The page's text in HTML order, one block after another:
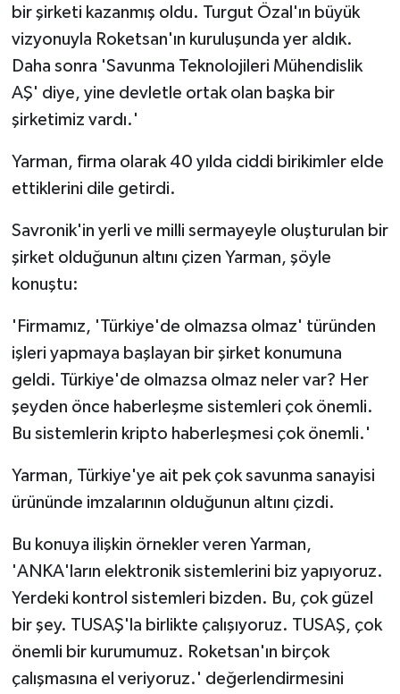
bir şirketi kazanmış oldu. Turgut Özal'ın büyük
vizyonuyla Roketsan'ın kuruluşunda yer aldık.
Daha sonra 'Savunma Teknolojileri Mühendislik
AŞ' diye, yine devletle ortak olan başka bir
şirketimiz vardı.'
Yarman, firma olarak 40 yılda ciddi birikimler elde
ettiklerini dile getirdi.
Savronik'in yerli ve milli sermayeyle oluşturulan bir
şirket olduğunun altını çizen Yarman, şöyle
konuştu:
'Firmamız, 'Türkiye'de olmazsa olmaz' türünden
işleri yapmaya başlayan bir şirket konumuna
geldi. Türkiye'de olmazsa olmaz neler var? Her
şeyden önce haberleşme sistemleri çok önemli.
Bu sistemlerin kripto haberleşmesi çok önemli.'
Yarman, Türkiye'ye ait pek çok savunma sanayisi
ürününde imzalarının olduğunun altını çizdi.
Bu konuya ilişkin örnekler veren Yarman,
'ANKA'ların elektronik sistemlerini biz yapıyoruz.
Yerdeki kontrol sistemleri bizden. Bu, çok güzel
bir şey. TUSAŞ'la birlikte çalışıyoruz. TUSAŞ, çok
önemli bir kurumumuz. Roketsan'ın birçok
çalışmasına el veriyoruz.' değerlendirmesini